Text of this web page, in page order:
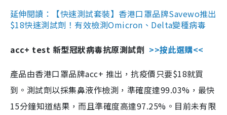
延伸閱讀：【快速測試套裝】香港口罩品牌Savewo推出
$18快速測試劑！有效檢測Omicron、Delta變種病毒
acc+ test 新型冠狀病毒抗原測試劑 >>按此選購<<
產品由香港口罩品牌acc+ 推出，抗疫價只要$18就買
到。測試劑以採集鼻液作檢測，準確度達99.03%，最快
15分鐘知道結果，而且準確度高達97.25%。目前未有限